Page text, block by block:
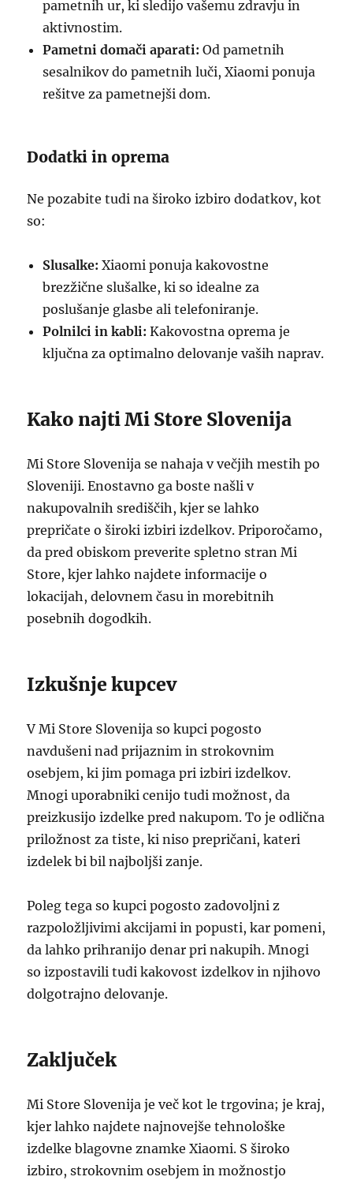
pametnih ur, ki sledijo vašemu zdravju in
aktivnostim.
Pametni domači aparati: Od pametnih
sesalnikov do pametnih luči, Xiaomi ponuja
rešitve za pametnejši dom.
Dodatki in oprema
Ne pozabite tudi na široko izbiro dodatkov, kot
so:
Slusalke: Xiaomi ponuja kakovostne
brezžične slušalke, ki so idealne za
poslušanje glasbe ali telefoniranje.
Polnilci in kabli: Kakovostna oprema je
ključna za optimalno delovanje vaših naprav.
Kako najti Mi Store Slovenija
Mi Store Slovenija se nahaja v večjih mestih po
Sloveniji. Enostavno ga boste našli v
nakupovalnih središčih, kjer se lahko
prepričate o široki izbiri izdelkov. Priporočamo,
da pred obiskom preverite spletno stran Mi
Store, kjer lahko najdete informacije o
lokacijah, delovnem času in morebitnih
posebnih dogodkih.
Izkušnje kupcev
V Mi Store Slovenija so kupci pogosto
navdušeni nad prijaznim in strokovnim
osebjem, ki jim pomaga pri izbiri izdelkov.
Mnogi uporabniki cenijo tudi možnost, da
preizkusijo izdelke pred nakupom. To je odlična
priložnost za tiste, ki niso prepričani, kateri
izdelek bi bil najboljši zanje.
Poleg tega so kupci pogosto zadovoljni z
razpoložljivimi akcijami in popusti, kar pomeni,
da lahko prihranijo denar pri nakupih. Mnogi
so izpostavili tudi kakovost izdelkov in njihovo
dolgotrajno delovanje.
Zaključek
Mi Store Slovenija je več kot le trgovina; je kraj,
kjer lahko najdete najnovejše tehnološke
izdelke blagovne znamke Xiaomi. S široko
izbiro, strokovnim osebjem in možnostjo